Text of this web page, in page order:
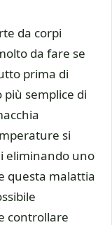
da corpi
da fare se
prima di
semplice di
si
eliminando uno
questa malattia
controllare